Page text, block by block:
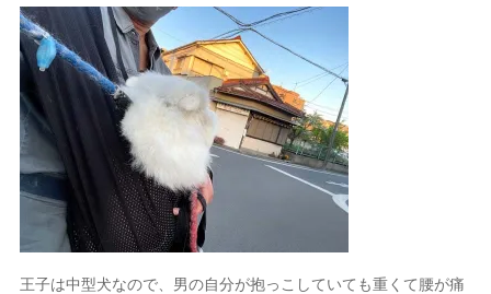
王子は中型犬なので、男の自分が抱っこしていても重くて腰が痛